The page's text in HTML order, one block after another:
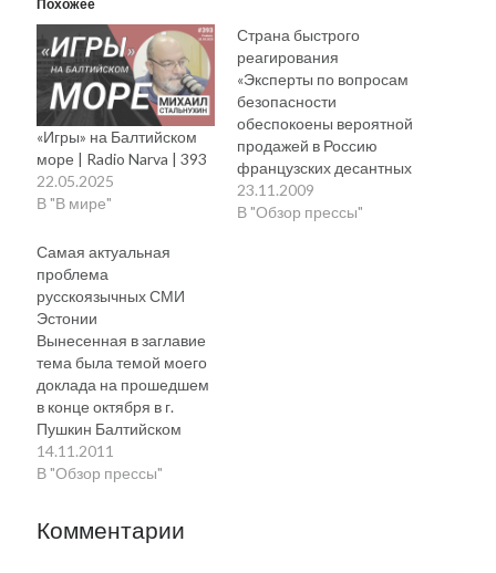
Похожее
«Игры» на Балтийском
море | Radio Narva | 393
22.05.2025
В "В мире"
Страна быстрого
реагирования
«Эксперты по вопросам
безопасности
обеспокоены вероятной
продажей в Россию
французских десантных
кораблей Mistral. Для
Франции сделка с
23.11.2009
В "Обзор прессы"
Самая актуальная
проблема
русскоязычных СМИ
Эстонии
Вынесенная в заглавие
тема была темой моего
доклада на прошедшем
в конце октября в г.
Пушкин Балтийском
форуме
соотечественников,
поделиться. В
14.11.2011
В "Обзор прессы"
Комментарии